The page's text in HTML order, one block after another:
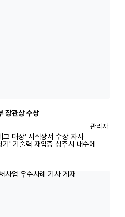
장관상 수상
등록자
관리자
대상’ 시식상서 수상 자사
' 기술력 재입증 청주시 내수에